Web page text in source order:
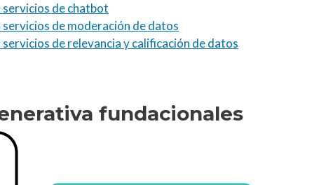
de chatbot
de moderación de datos
de relevancia y calificación de datos
fundacionales